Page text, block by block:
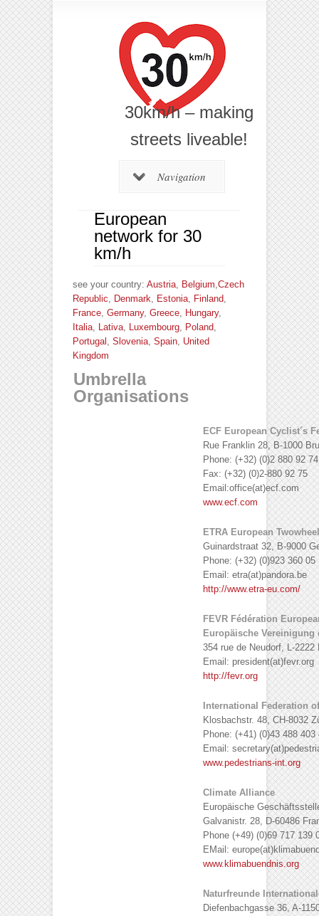
30km/h – making
streets liveable!
Navigation
European
network for 30
km/h
see your country: Austria, Belgium,Czech
Republic, Denmark, Estonia, Finland,
France, Germany, Greece, Hungary,
Italia, Lativa, Luxembourg, Poland,
Portugal , Slovenia, Spain, United
Kingdom
Umbrella
Organisations
ECF European Cyclist´s
Rue Franklin 28, B-1000
Phone: (+32) (0)2 880 92 74
Fax: (+32) (0)2-880 92 75
Email:office(at)ecf.com
www.ecf.com
ETRA European
Guinardstraat 32, B-9000
Phone: (+32) (0)923 360 05
Email: etra(at)pandora.be
http://www.etra-eu.com/
FEVR Fédération
Europäische Vereinigung
354 rue de Neudorf, L-2222
Email: president(at)fevr.org
http://fevr.org
International Federation
Klosbachstr. 48, CH-8032
Phone: (+41) (0)43 488 403
Email:
www.pedestrians-int.org
Climate Alliance
Europäische
Galvanistr. 28, D-60486
Phone (+49) (0)69 717 139
EMail:
www.klimabuendnis.org
Naturfreunde
Diefenbachgasse 36, A-